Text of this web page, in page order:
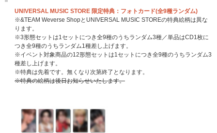
UNIVERSAL MUSIC STORE 限定特典：フォトカード(全9種ランダム)
※&TEAM Weverse ShopとUNIVERSAL MUSIC STOREの特典絵柄は異な
ります。
※3形態セットは1セットにつき全9種のうちランダム3種／単品はCD1枚に
つき全9種のうちランダム1種差し上げます。
※イベント対象商品の12形態セットは1セットにつき全9種のうちランダム3
種差し上げます。
※特典は先着です。無くなり次第終了となります。
※特典の絵柄は後日お知らせいたします。